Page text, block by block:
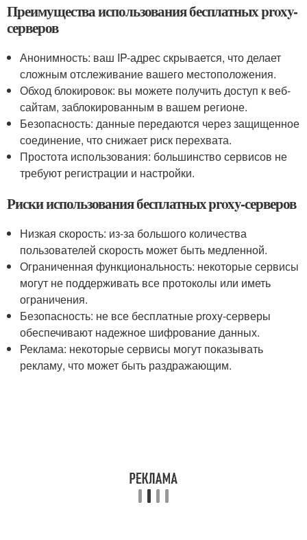
Преимущества использования бесплатных proxy-
серверов
Анонимность: ваш IP-адрес скрывается, что делает
сложным отслеживание вашего местоположения.
Обход блокировок: вы можете получить доступ к веб-
сайтам, заблокированным в вашем регионе.
Безопасность: данные передаются через защищенное
соединение, что снижает риск перехвата.
Простота использования: большинство сервисов не
требуют регистрации и настройки.
Риски использования бесплатных proxy-серверов
Низкая скорость: из-за большого количества
пользователей скорость может быть медленной.
Ограниченная функциональность: некоторые сервисы
могут не поддерживать все протоколы или иметь
ограничения.
Безопасность: не все бесплатные proxy-серверы
обеспечивают надежное шифрование данных.
Реклама: некоторые сервисы могут показывать
рекламу, что может быть раздражающим.